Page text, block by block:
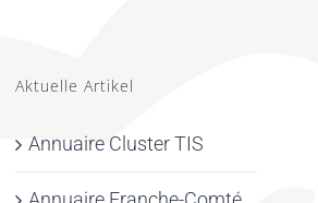
Aktuelle Artikel
Annuaire Cluster TIS